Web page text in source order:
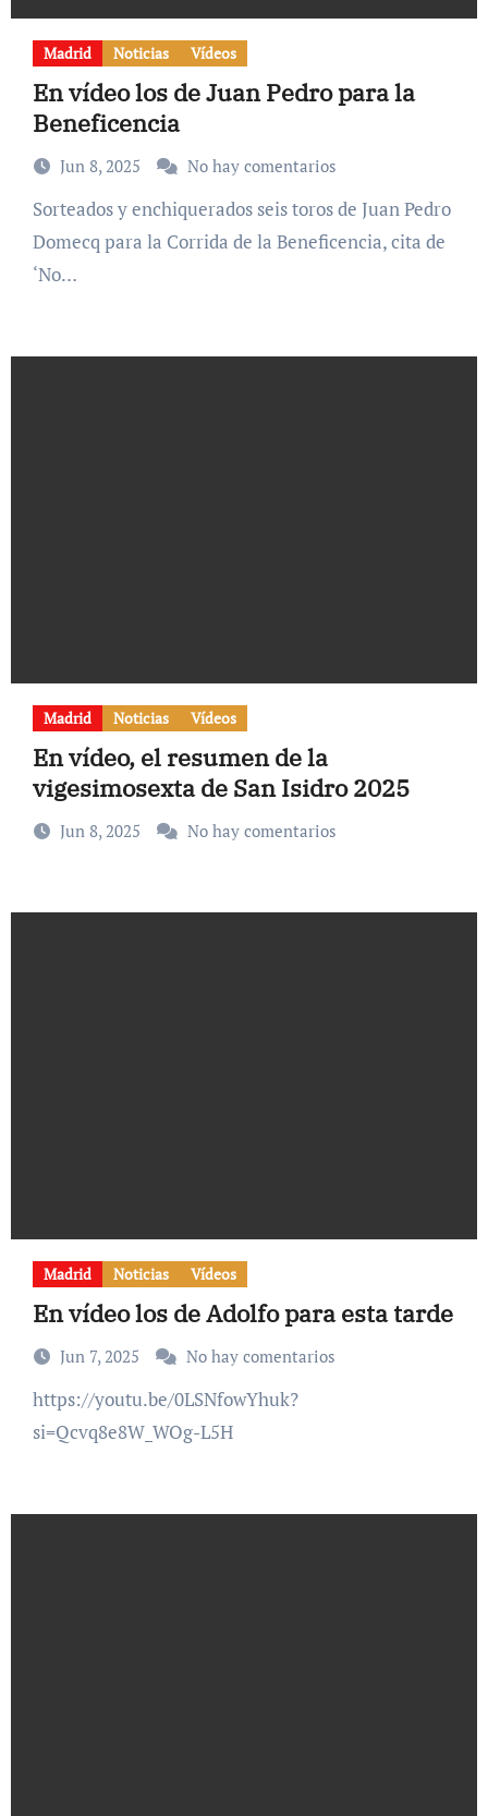
Madrid Noticias Vídeos
En vídeo los de Juan Pedro para la
Beneficencia
Jun 8, 2025 No hay comentarios
Sorteados y enchiquerados seis toros de Juan Pedro
Domecq para la Corrida de la Beneficencia, cita de
‘No…
Madrid Noticias Vídeos
En vídeo, el resumen de la
vigesimosexta de San Isidro 2025
Jun 8, 2025 No hay comentarios
Madrid Noticias Vídeos
En vídeo los de Adolfo para esta tarde
Jun 7, 2025 No hay comentarios
https://youtu.be/0LSNfowYhuk?
si=Qcvq8e8W_WOg-L5H